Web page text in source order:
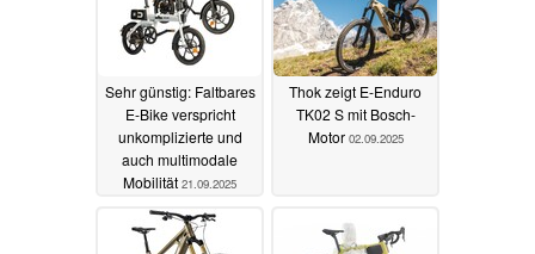
Sehr günstig: Faltbares
E-Bike verspricht
unkomplizierte und
auch multimodale
Mobilität 21.09.2025
Thok zeigt E-Enduro
TK02 S mit Bosch-
Motor 02.09.2025